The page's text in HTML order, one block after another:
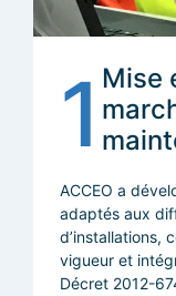
1 Mise
ACCEO a
adaptés aux
d’installations,
vigueur et
Décret 2012-